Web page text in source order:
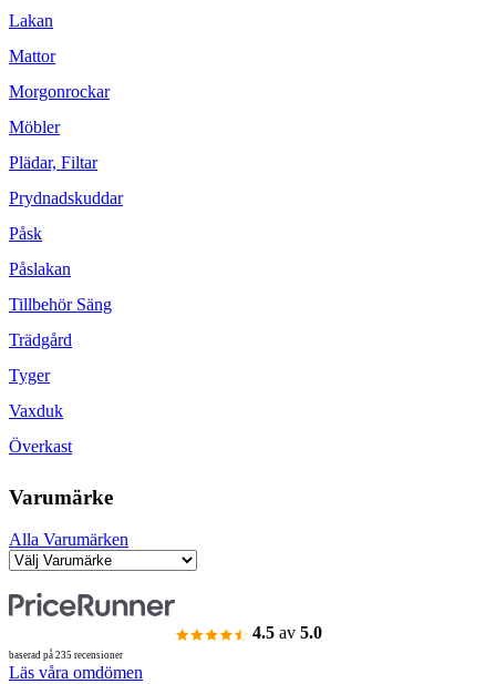
Lakan
Mattor
Morgonrockar
Möbler
Plädar, Filtar
Prydnadskuddar
Påsk
Påslakan
Tillbehör Säng
Trädgård
Tyger
Vaxduk
Överkast
Varumärke
Alla Varumärken
4.5 av 5.0
baserad på 235 recensioner
Läs våra omdömen